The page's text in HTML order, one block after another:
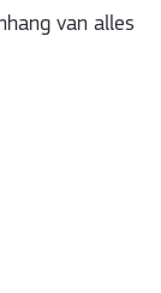
van alles